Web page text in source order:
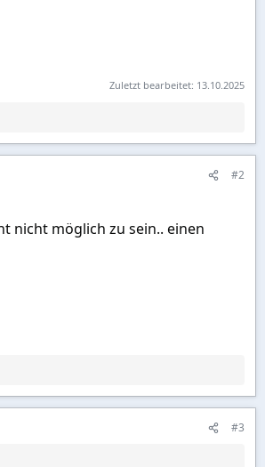
Zuletzt bearbeitet: 13.10.2025
#2
nicht möglich zu sein.. einen
#3